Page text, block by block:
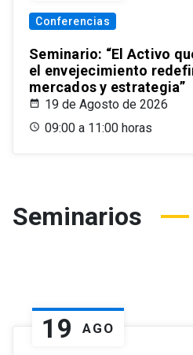
Conferencias
Seminario: “El Activo
el envejecimiento
mercados y estrategia”
19 de Agosto de 2026
09:00 a 11:00 horas
Seminarios
19 AGO